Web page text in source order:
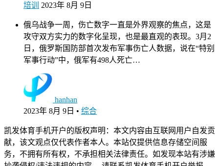
培训
2023年 8月 9日
俄乌战争一周，伤亡数字一直是外界观察的焦点，这是
攻守双方实力的数字化呈现，也是最直观的表现。3月2
日，俄罗斯国防部首次发布军事伤亡人数据，说在“特别
军事行动”中，俄军有498人死亡…
hanhan
2023年 8月 9日 • 综合
凯发体育手机开户的版权声明：本文内容由互联网用户自发贡
献，该文观点仅代表作者本人。本站仅提供信息存储空间服
务，不拥有所有权，不承担相关法律责任。如发现本站有涉嫌